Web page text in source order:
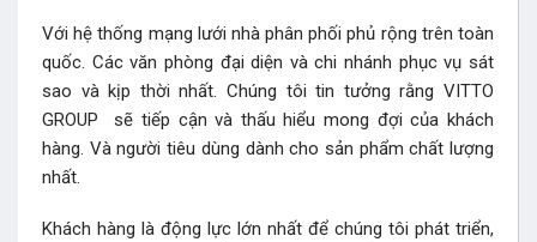
Với hệ thống mạng lưới nhà phân phối phủ rộng trên toàn
quốc. Các văn phòng đại diện và chi nhánh phục vụ sát
sao và kịp thời nhất. Chúng tôi tin tưởng rằng VITTO
GROUP sẽ tiếp cận và thấu hiểu mong đợi của khách
hàng. Và người tiêu dùng dành cho sản phẩm chất lượng
nhất.
Khách hàng là động lực lớn nhất để chúng tôi phát triển,